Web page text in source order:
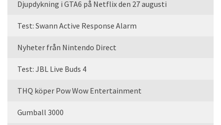
Djupdykning i GTA6 på Netflix den 27 augusti
Test: Swann Active Response Alarm
Nyheter från Nintendo Direct
Test: JBL Live Buds 4
THQ köper Pow Wow Entertainment
Gumball 3000